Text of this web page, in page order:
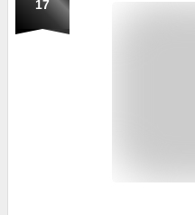
17